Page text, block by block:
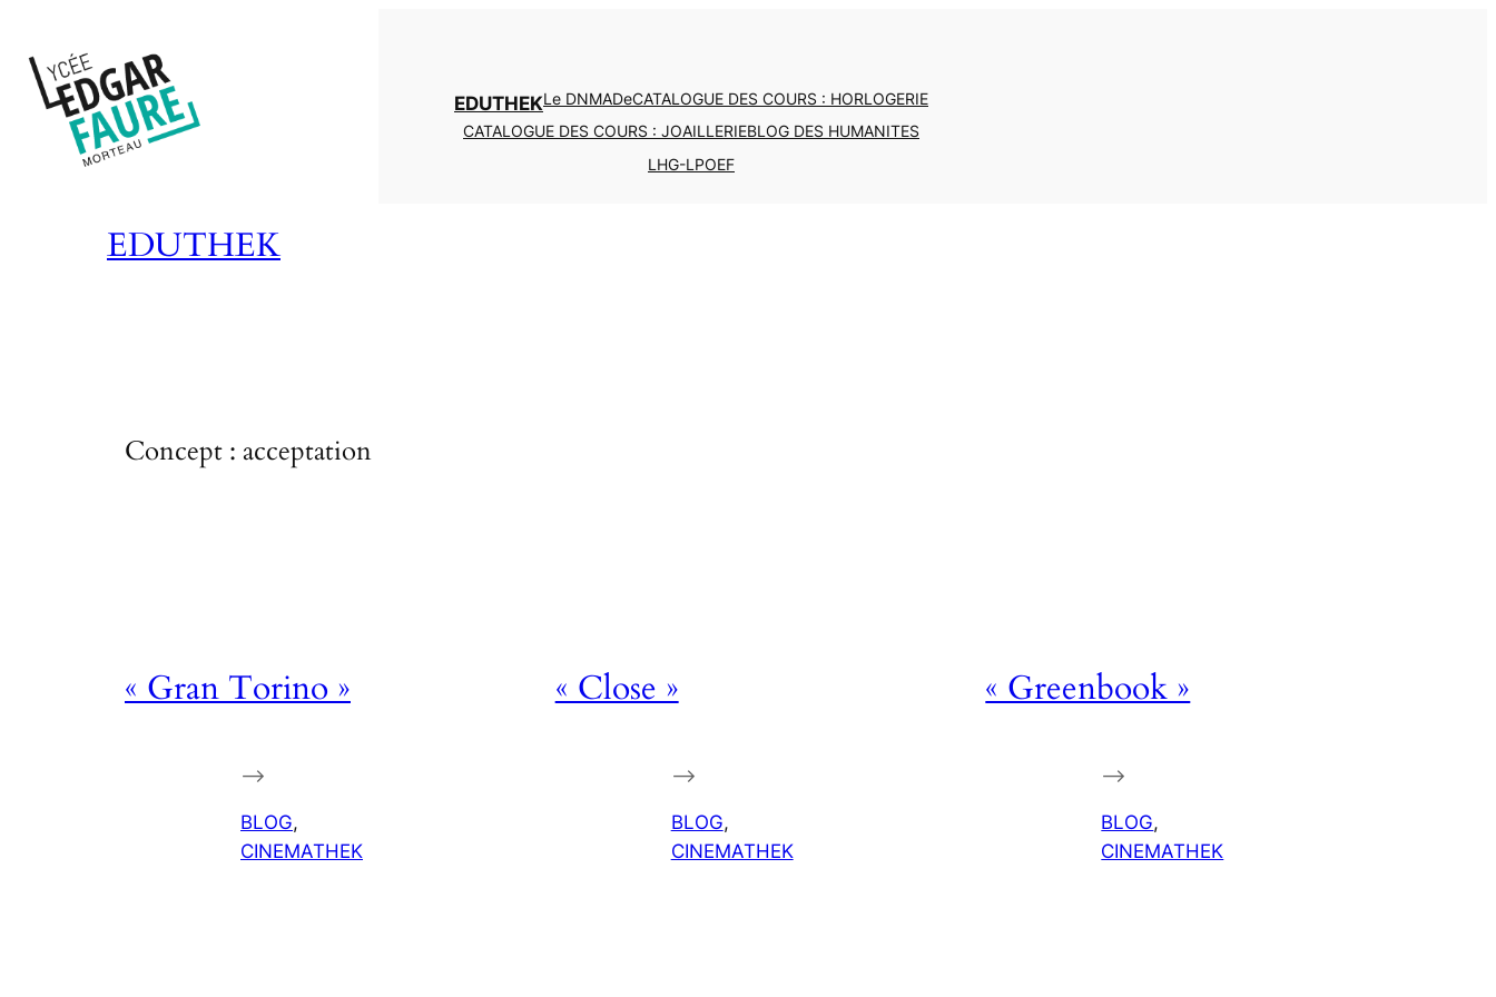
au
contenu
EDUTHEK
EDUTHEKLe DNMADeCATALOGUE DES COURS : HORLOGERIE
CATALOGUE DES COURS : JOAILLERIEBLOG DES HUMANITES
LHG-LPOEF
Concept : acceptation
« Gran Torino »
–>
BLOG
CINEMATHEK
« Close »
–>
BLOG
CINEMATHEK
« Greenbook »
–>
BLOG
CINEMATHEK